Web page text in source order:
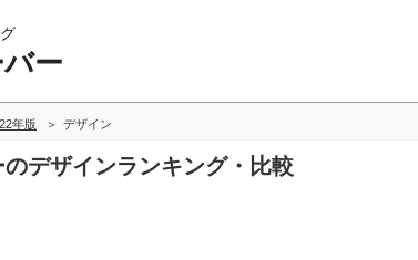
ー
年版 デザイン
のデザインランキング・比較